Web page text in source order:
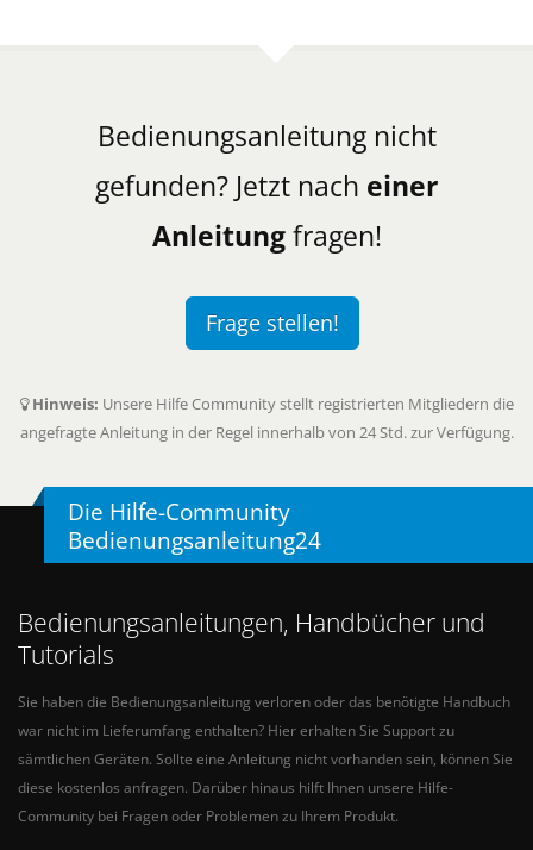
Bedienungsanleitung nicht
gefunden? Jetzt nach einer
Anleitungfragen!
Frage stellen!
Hinweis: Unsere Hilfe Community stellt registrierten Mitgliedern die
angefragte Anleitung in der Regel innerhalb von 24 Std. zur Verfügung.
Die Hilfe-Community
Bedienungsanleitung24
Bedienungsanleitungen, Handbücher und
Tutorials
Sie haben die Bedienungsanleitung verloren oder das benötigte Handbuch
war nicht im Lieferumfang enthalten? Hier erhalten Sie Support zu
sämtlichen Geräten. Sollte eine Anleitung nicht vorhanden sein, können Sie
diese kostenlos anfragen. Darüber hinaus hilft Ihnen unsere Hilfe-
Community bei Fragen oder Problemen zu Ihrem Produkt.